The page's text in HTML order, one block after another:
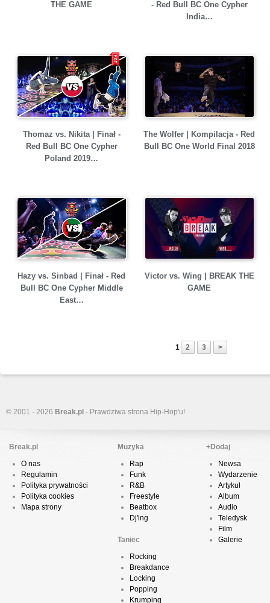
THE GAME
- Red Bull BC One Cypher
India…
Thomaz vs. Nikita | Finał -
Red Bull BC One Cypher
Poland 2019…
The Wolfer | Kompilacja - Red
Bull BC One World Final 2018
Hazy vs. Sinbad | Finał - Red
Bull BC One Cypher Middle
East…
Victor vs. Wing | BREAK THE
GAME
1 2 3 >
© 2001 - 2026 Break.pl - Prawdziwa strona Hip-Hop'u!
Break.pl
O nas
Regulamin
Polityka prywatności
Polityka cookies
Mapa strony
Muzyka
Rap
Funk
R&B
Freestyle
Beatbox
Dj'ing
Taniec
Rocking
Breakdance
Locking
Popping
Krumping
+Dodaj
Newsa
Wydarzenie
Artykuł
Album
Audio
Teledysk
Film
Galerie